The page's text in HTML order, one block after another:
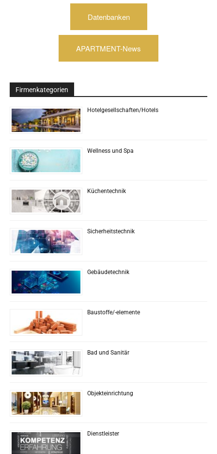
Datenbanken
APARTMENT-News
Firmenkategorien
Hotelgesellschaften/Hotels
Wellness und Spa
Küchentechnik
Sicherheitstechnik
Gebäudetechnik
Baustoffe/-elemente
Bad und Sanitär
Objekteinrichtung
Dienstleister